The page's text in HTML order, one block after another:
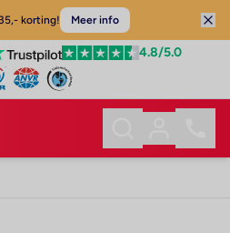
korting! Meer info
4.8/5.0